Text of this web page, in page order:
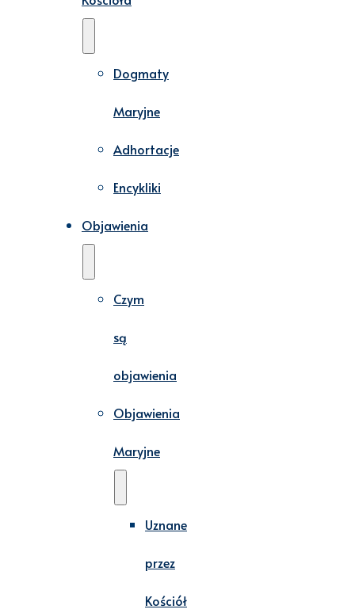
Dogmaty
Maryjne
Adhortacje
Encykliki
Objawienia
Czym
są
objawienia
Objawienia
Maryjne
Uznane
przez
Kościół